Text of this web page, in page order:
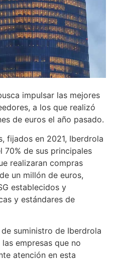
impulsar las mejores
a los que realizó
de euros el año pasado.
fijados en 2021, Iberdrola
70% de sus principales
realizaran compras
un millón de euros,
establecidos y
y estándares de
suministro de Iberdrola
empresas que no
atención en esta